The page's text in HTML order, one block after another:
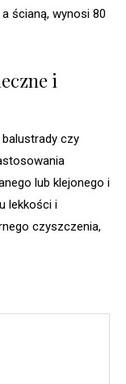
ścianą, wynosi 80
i
czy
lub klejonego i
lekkości i
czyszczenia,